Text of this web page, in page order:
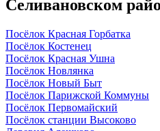
Селивановском
Посёлок Красная Горбатка
Посёлок Костенец
Посёлок Красная Ушна
Посёлок Новлянка
Посёлок Новый Быт
Посёлок Парижской Коммуны
Посёлок Первомайский
Посёлок станции Высоково